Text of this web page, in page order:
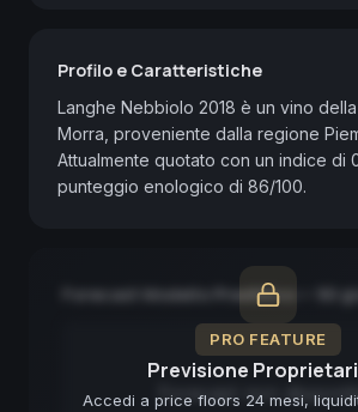
Profilo e Caratteristiche
Langhe Nebbiolo 2018 è un vino
Morra, proveniente dalla regione
Attualmente quotato con un indice di
punteggio enologico di 86/100.
PRO FEATURE
Previsione
Accedi a price floors 24 mesi,
Forecast Modello Predittivo — 90
Forecast non